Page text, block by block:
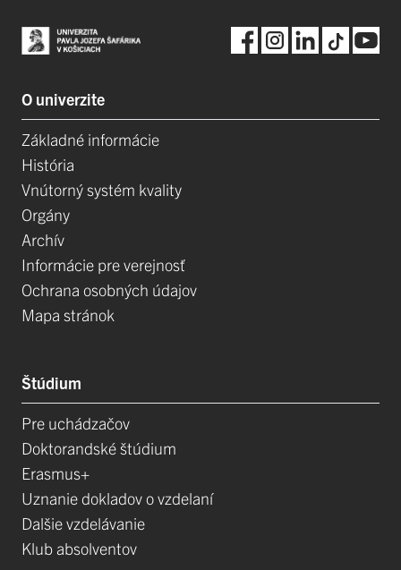
O univerzite
Základné informácie
História
Vnútorný systém kvality
Orgány
Archív
Informácie pre verejnosť
Ochrana osobných údajov
Mapa stránok
Štúdium
Pre uchádzačov
Doktorandské štúdium
Erasmus+
Uznanie dokladov o vzdelaní
Dalšie vzdelávanie
Klub absolventov